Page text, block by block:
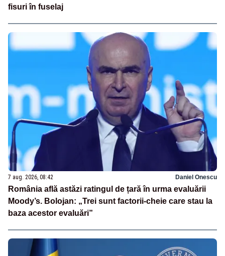
fisuri în fuselaj
7 aug. 2026, 08:42 Daniel Onescu
România află astăzi ratingul de țară în urma evaluării
Moody’s. Bolojan: „Trei sunt factorii-cheie care stau la
baza acestor evaluări”